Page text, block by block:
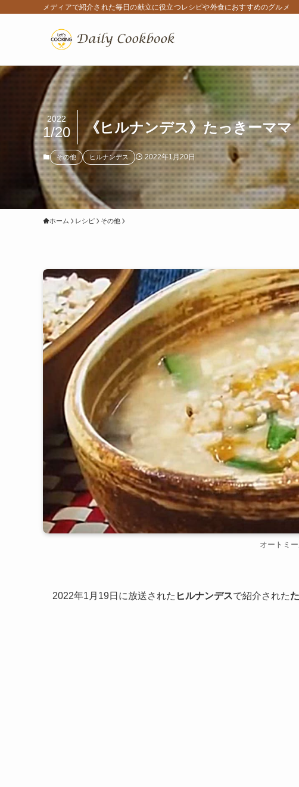
メディアで紹介された毎日の献立に役立つレシピや外食におすすめのグルメ
《ヒルナンデス》たっきーママ
2022
1/20
その他 ヒルナンデス 2022年1月20日
ホーム レシピ その他
オートミ
2022年1月19日に放送された ヒルナンデスで紹介された